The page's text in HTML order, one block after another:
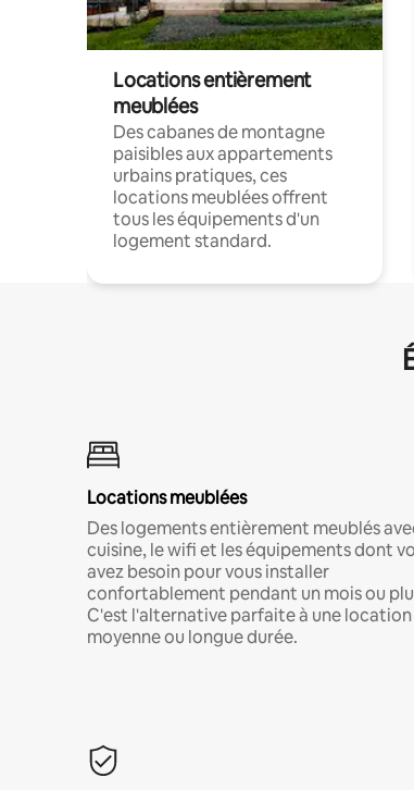
Locations entièrement
meublées
Des cabanes de montagne
paisibles aux appartements
urbains pratiques, ces
locations meublées offrent
tous les équipements d'un
logement standard.
Locations meublées
Des logements entièrement meublés
cuisine, le wifi et les équipements dont
avez besoin pour vous installer
confortablement pendant un mois ou
C'est l'alternative parfaite à une location
moyenne ou longue durée.